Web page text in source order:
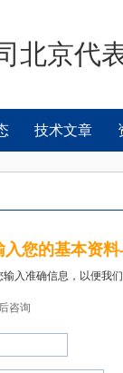
北京代
技术文章
入您的基本资
入准确信息，以便我
咨询